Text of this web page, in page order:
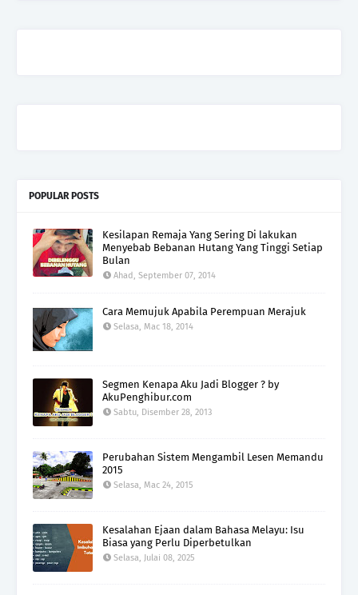
POPULAR POSTS
Kesilapan Remaja Yang Sering Di lakukan
Menyebab Bebanan Hutang Yang Tinggi Setiap
Bulan
Ahad, September 07, 2014
Cara Memujuk Apabila Perempuan Merajuk
Selasa, Mac 18, 2014
Segmen Kenapa Aku Jadi Blogger ? by
AkuPenghibur.com
Sabtu, Disember 28, 2013
Perubahan Sistem Mengambil Lesen Memandu
2015
Selasa, Mac 24, 2015
Kesalahan Ejaan dalam Bahasa Melayu: Isu
Biasa yang Perlu Diperbetulkan
Selasa, Julai 08, 2025